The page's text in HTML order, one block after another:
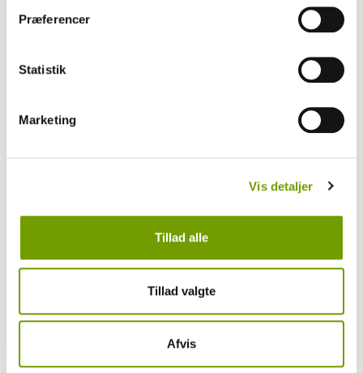
Præferencer
Statistik
Marketing
Vis detaljer
Tillad alle
Tillad valgte
Afvis
Britisk racedebat handler ikke om nyt